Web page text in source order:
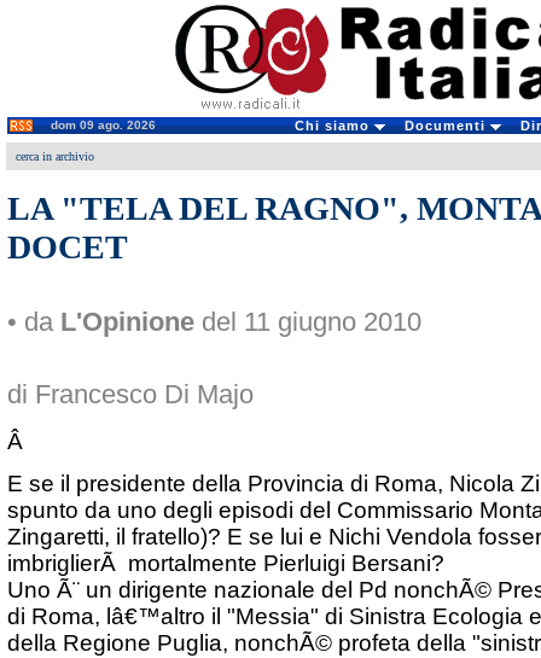
dom 09 ago. 2026 Chi siamo Documenti
cerca in archivio
LA "TELA DEL RAGNO",
DOCET
• da L'Opinione del 11 giugno 2010
di Francesco Di Majo
Â
E se il presidente della Provincia di Roma, Nicola
spunto da uno degli episodi del Commissario
Zingaretti, il fratello)? E se lui e Nichi Vendola
imbriglierÃ mortalmente Pierluigi Bersani?
Uno Ã¨ un dirigente nazionale del Pd nonchÃ©
di Roma, lâ€™altro il "Messia" di Sinistra Ecologia
della Regione Puglia, nonchÃ© profeta della